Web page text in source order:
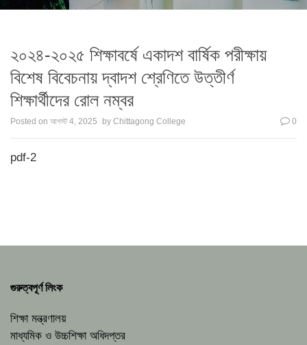
২০২৪-২০২৫ শিক্ষাবর্ষে একাদশ বার্ষিক পরীক্ষায়
বিশেষ বিবেচনায় দ্বাদশ শ্রেণিতে উত্তীর্ণ
শিক্ষার্থীদের রোল নম্বর
Posted on আগস্ট 4, 2025 by Chittagong College 0
pdf-2
গুরুত্বপূর্ণ লিংক
শিক্ষা মন্ত্রণালয়
মাধ্যমিক ও উচ্চশিক্ষা অধিদপ্তর